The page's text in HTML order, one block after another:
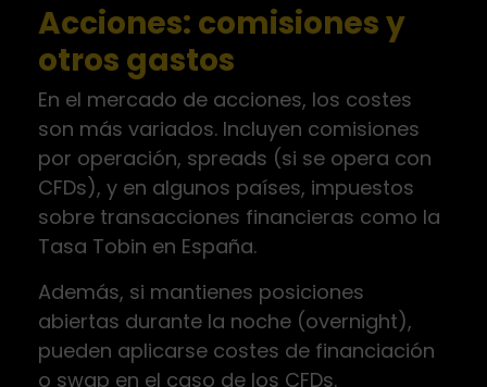
Acciones: comisiones y
otros gastos
En el mercado de acciones, los costes
son más variados. Incluyen comisiones
por operación, spreads (si se opera con
CFDs), y en algunos países, impuestos
sobre transacciones financieras como la
Tasa Tobin en España.
Además, si mantienes posiciones
abiertas durante la noche (overnight),
pueden aplicarse costes de financiación
o swap en el caso de los CFDs.